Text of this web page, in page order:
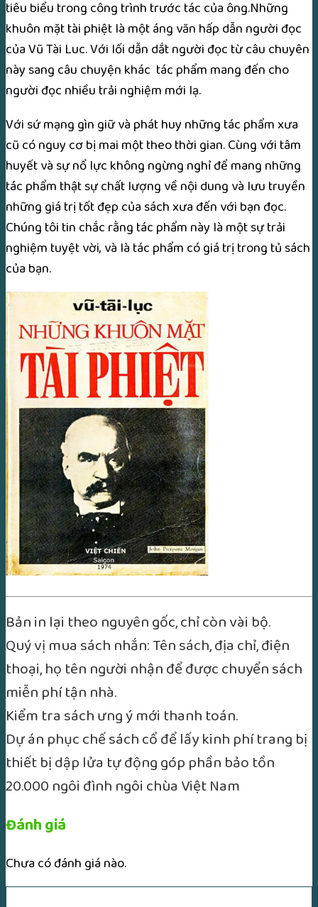
tiêu biểu trong công trình trước tác của ông.Những
khuôn mặt tài phiệt là một áng văn hấp dẫn người đọc
của Vũ Tài Luc. Với lối dẫn dắt người đọc từ câu chuyên
này sang câu chuyện khác tác phẩm mang đến cho
người đọc nhiều trải nghiệm mới lạ.
Với sứ mạng gìn giữ và phát huy những tác phẩm xưa
cũ có nguy cơ bị mai một theo thời gian. Cùng với tâm
huyết và sự nổ lực không ngừng nghỉ để mang những
tác phẩm thật sự chất lượng về nội dung và lưu truyền
những giá trị tốt đẹp của sách xưa đến với bạn đọc.
Chúng tôi tin chắc rằng tác phẩm này là một sự trải
nghiệm tuyệt vời, và là tác phẩm có giá trị trong tủ sách
của bạn.
Bản in lại theo nguyên gốc, chỉ còn vài bộ.
Quý vị mua sách nhắn: Tên sách, địa chỉ, điện
thoại, họ tên người nhận để được chuyển sách
miễn phí tận nhà.
Kiểm tra sách ưng ý mới thanh toán.
Dự án phục chế sách cổ để lấy kinh phí trang bị
thiết bị dập lửa tự động góp phần bảo tồn
20.000 ngôi đình ngôi chùa Việt Nam
Đánh giá
Chưa có đánh giá nào.